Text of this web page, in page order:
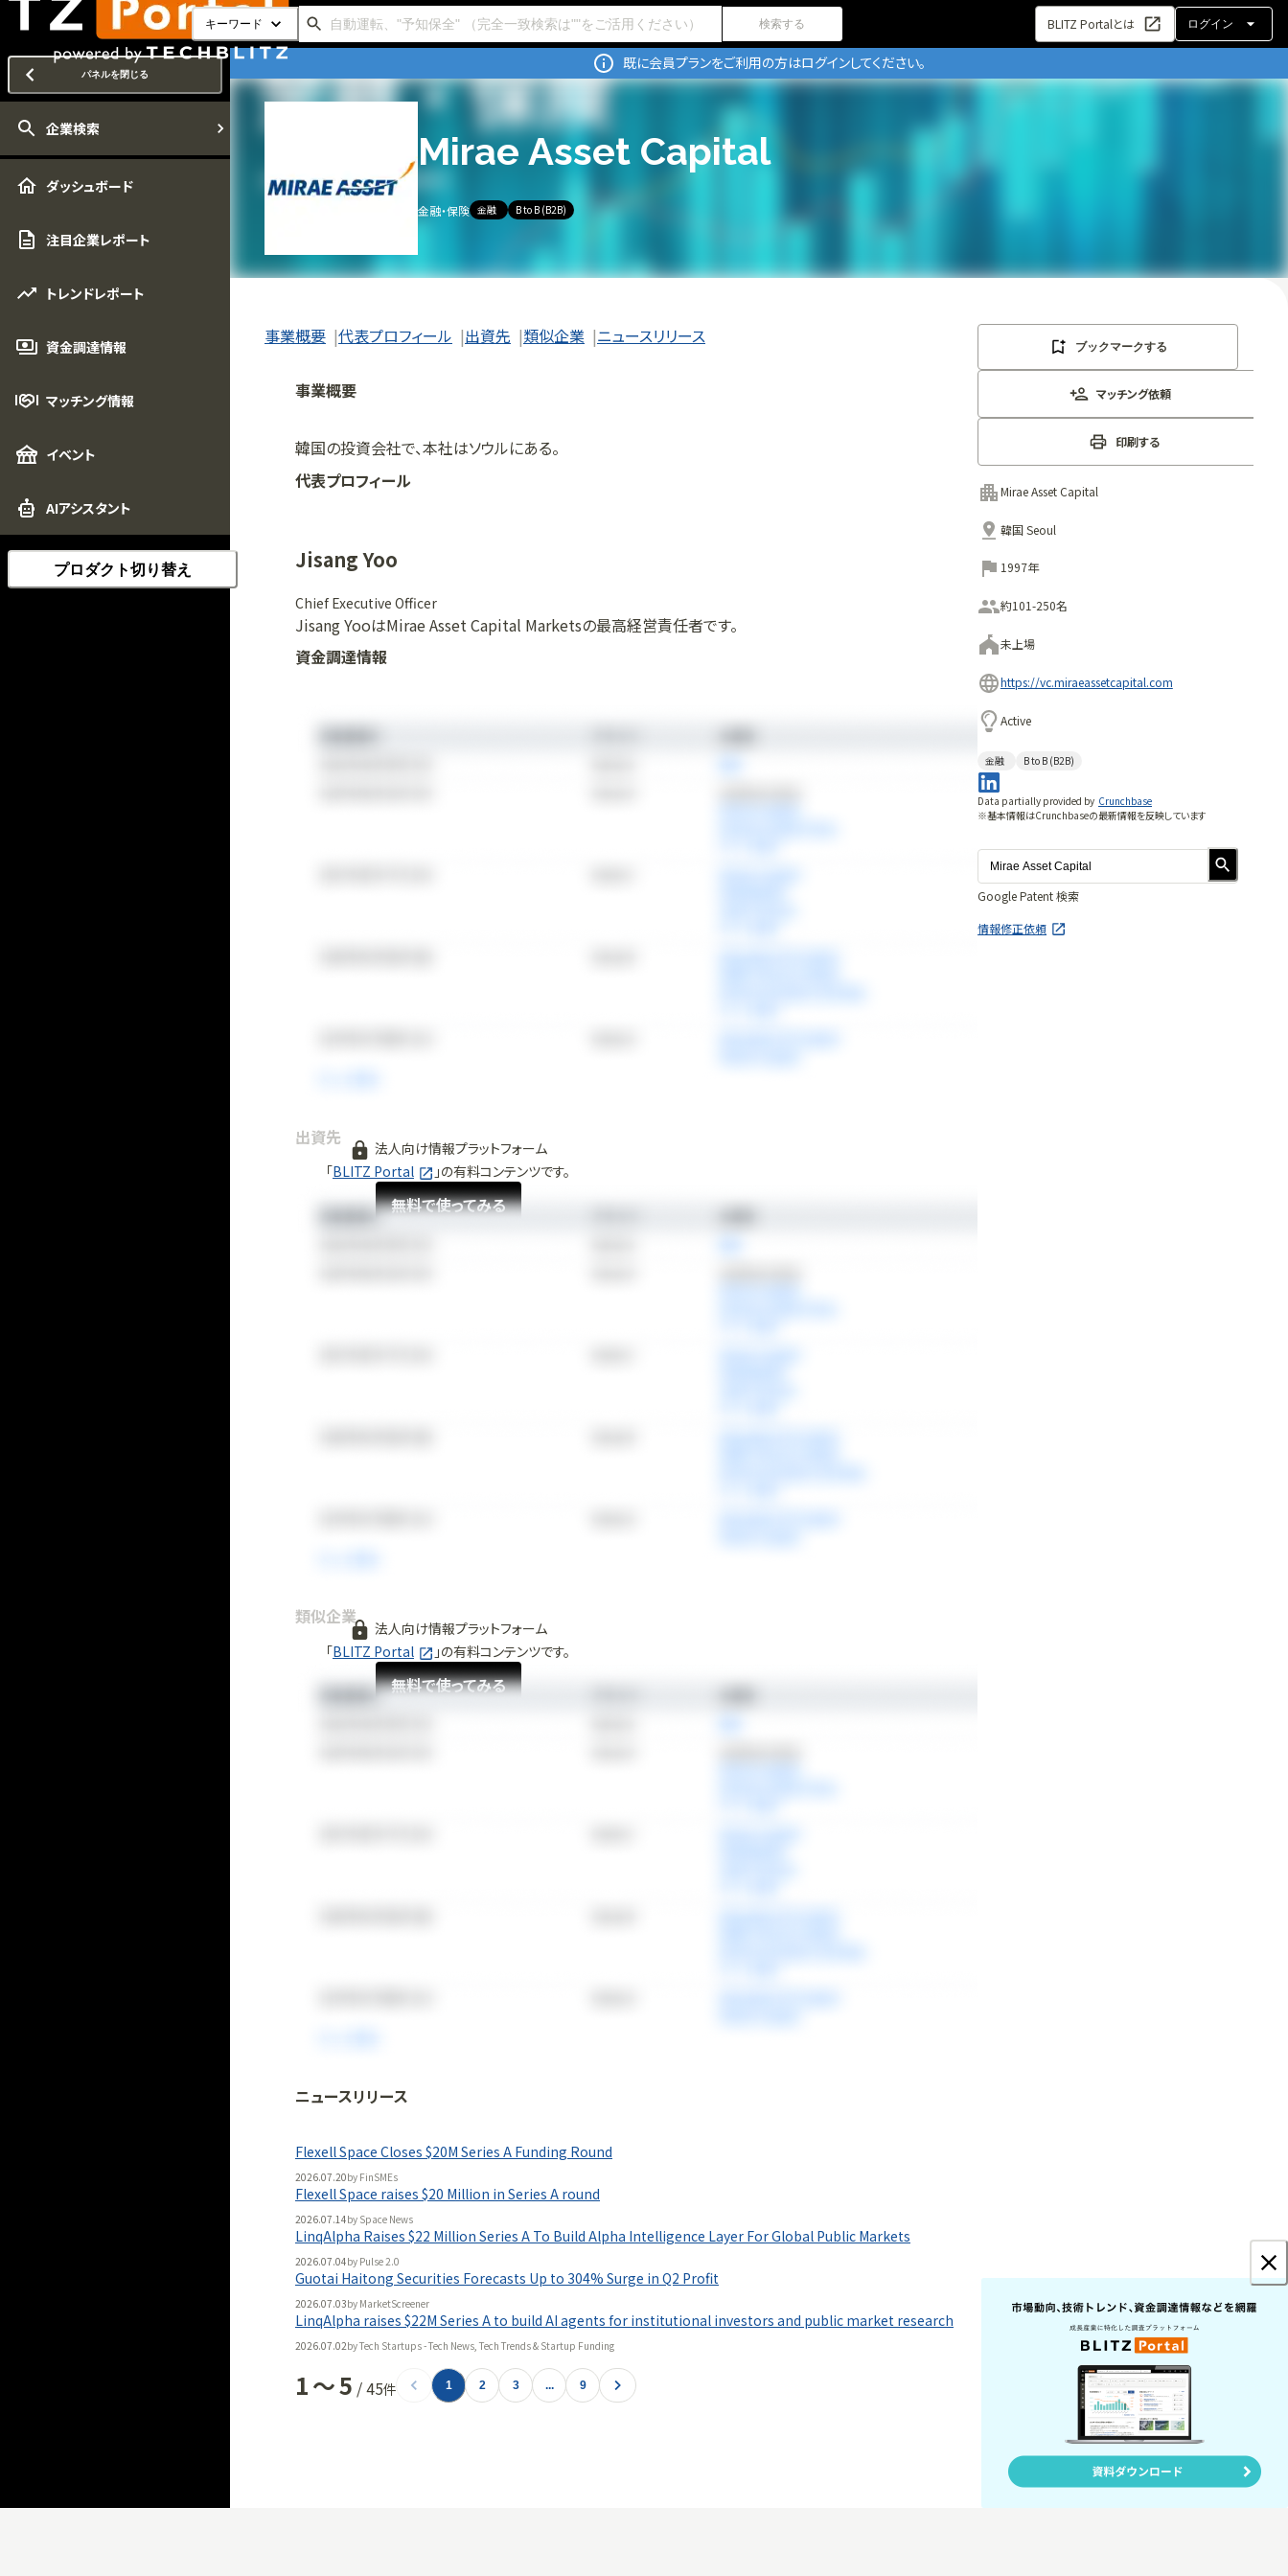
キーワード 検索する BLITZ Portalとは ログイン
パネルを閉じる
企業検索
ダッシュボード
注目企業レポート
トレンドレポート
資金調達情報
マッチング情報
イベント
AIアシスタント
プロダクト切り替え
既に会員プランをご利用の方はログインしてください。
Mirae Asset Capital
金融・保険 金融 B to B (B2B)
事業概要 代表プロフィール 出資先 類似企業 ニュースリリース
事業概要
韓国の投資会社で、本社はソウルにある。
代表プロフィール
Jisang Yoo
Chief Executive Officer
Jisang YooはMirae Asset Capital Marketsの最高経営責任者です。
資金調達情報
法人向け情報プラットフォーム
「BLITZ Portal 」の有料コンテンツです。
無料で使ってみる
出資先
法人向け情報プラットフォーム
「BLITZ Portal 」の有料コンテンツです。
無料で使ってみる
類似企業
法人向け情報プラットフォーム
無料で使ってみる
ニュースリリース
Flexell Space Closes $20M Series A Funding Round
2026.07.20by FinSMEs
Flexell Space raises $20 Million in Series A round
2026.07.14by Space News
LinqAlpha Raises $22 Million Series A To Build Alpha Intelligence Layer For Global Public Markets
2026.07.04by Pulse 2.0
Guotai Haitong Securities Forecasts Up to 304% Surge in Q2 Profit
2026.07.03by MarketScreener
LinqAlpha raises $22M Series A to build AI agents for institutional investors and public market research
2026.07.02byTech Startups - Tech News, Tech Trends & Startup Funding
1〜5 /45件 1 2 3 ... 9
ブックマークする
マッチング依頼
印刷する
Mirae Asset Capital
韓国 Seoul
1997年
約101-250名
未上場
https://vc.miraeassetcapital.com
Active
金融 B to B (B2B)
Data partially provided by Crunchbase
※基本情報はCrunchbaseの最新情報を反映しています
Google Patent 検索
情報修正依頼